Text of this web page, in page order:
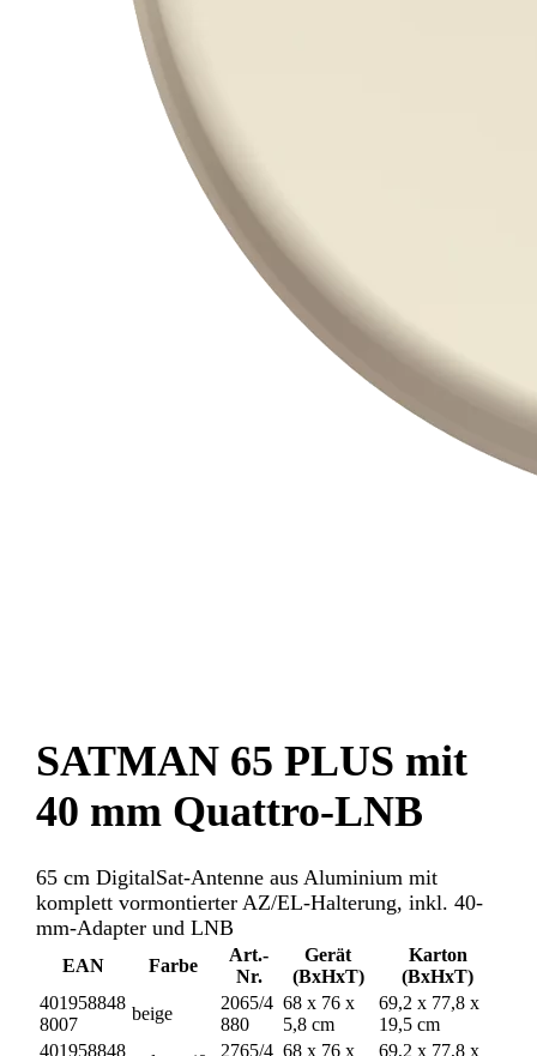
SATMAN 65 PLUS mit
40 mm Quattro-LNB
65 cm DigitalSat-Antenne aus Aluminium mit
komplett vormontierter AZ/EL-Halterung, inkl. 40-
mm-Adapter und LNB
EAN Farbe
Art.-
Nr.
Gerät
(BxHxT)
Karton
(BxHxT)
401958848
8007
beige
2065/4
880
68 x 76 x
5,8 cm
69,2 x 77,8 x
19,5 cm
401958848
2765/4 68 x 76 x 69,2 x 77,8 x